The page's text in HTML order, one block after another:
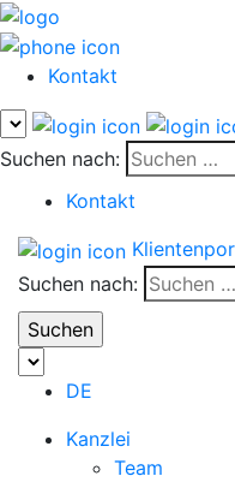
Kontakt
Suchen nach:
Kontakt
Suchen nach:
DE
Kanzlei
Team